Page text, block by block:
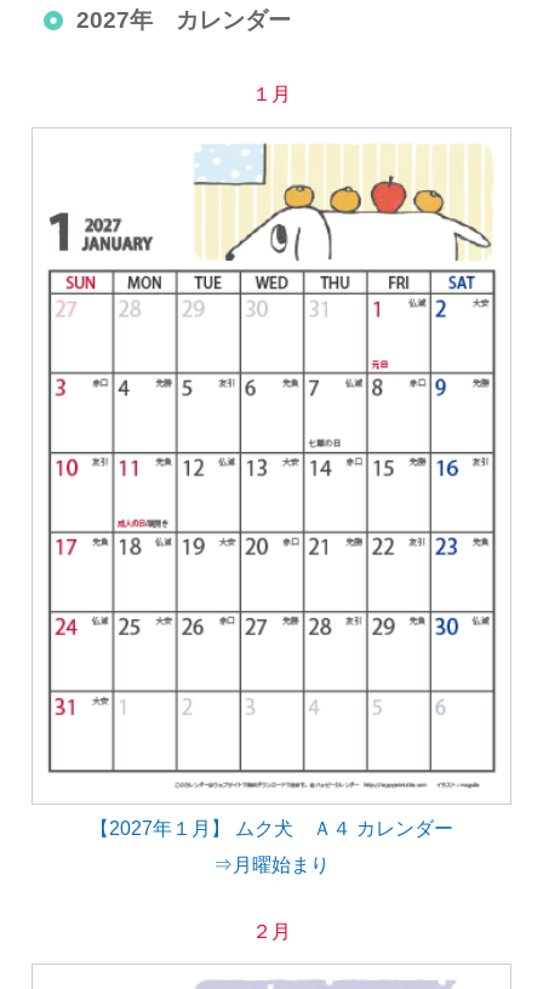
2027年 カレンダー
１月
【2027年１月】 ムク犬 Ａ４ カレンダー
⇒月曜始まり
２月